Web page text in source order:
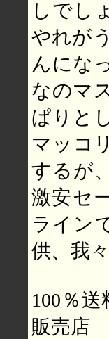
しでし
やれが
んにな
なのマ
ぱりと
マッコ
するが
激安セ
ライン
供、我
100％
販売店